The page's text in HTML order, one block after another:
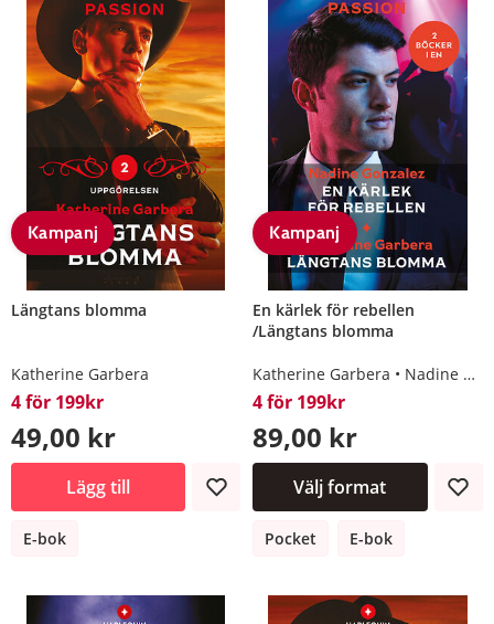
Kampanj
Längtans blomma
Katherine Garbera
4 för 199kr
49,00 kr
Lägg till
E-bok
Kampanj
En kärlek för rebellen
/Längtans blomma
Katherine Garbera Nadine Gonzalez
4 för 199kr
89,00 kr
Välj format
Pocket E-bok